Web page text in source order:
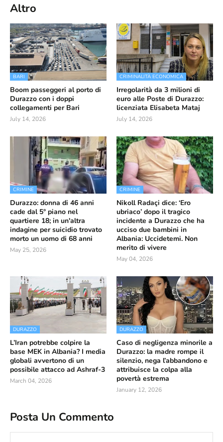
Altro
BARI
Boom passeggeri al porto di
Durazzo con i doppi
collegamenti per Bari
July 14, 2026
CRIMINALITÀ ECONOMICA
Irregolarità da 3 milioni di
euro alle Poste di Durazzo:
licenziata Elisabeta Mataj
July 14, 2026
CRIMINE
Durazzo: donna di 46 anni
cade dal 5° piano nel
quartiere 18; in un'altra
indagine per suicidio trovato
morto un uomo di 68 anni
May 25, 2026
CRIMINE
Nikoll Radaçi dice: ‘Ero
ubriaco’ dopo il tragico
incidente a Durazzo che ha
ucciso due bambini in
Albania: Uccidetemi. Non
merito di vivere
May 04, 2026
DURAZZO
L’Iran potrebbe colpire la
base MEK in Albania? I media
globali avvertono di un
possibile attacco ad Ashraf-3
March 04, 2026
DURAZZO
Caso di negligenza minorile a
Durazzo: la madre rompe il
silenzio, nega l’abbandono e
attribuisce la colpa alla
povertà estrema
January 12, 2026
Posta Un Commento